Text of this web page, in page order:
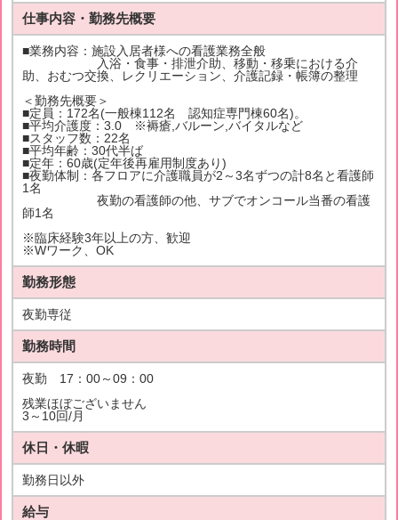
仕事内容・勤務先概要
■業務内容：施設入居者様への看護業務全般
入浴・食事・排泄介助、移動・移乗における介
助、おむつ交換、レクリエーション、介護記録・帳簿の整理
＜勤務先概要＞
■定員：172名(一般棟112名 認知症専門棟60名)。
■平均介護度：3.0 ※褥瘡,バルーン,バイタルなど
■スタッフ数：22名
■平均年齢：30代半ば
■定年：60歳(定年後再雇用制度あり)
■夜勤体制：各フロアに介護職員が2～3名ずつの計8名と看護師
1名
夜勤の看護師の他、サブでオンコール当番の看護
師1名
※臨床経験3年以上の方、歓迎
※Wワーク、OK
勤務形態
夜勤専従
勤務時間
夜勤 17：00～09：00
残業ほぼございません
3～10回/月
休日・休暇
勤務日以外
給与